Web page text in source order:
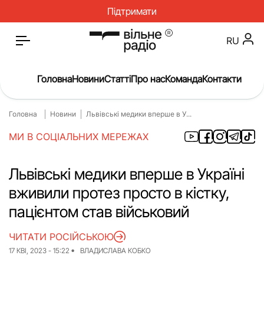
Підтримати
Головна
Новини
Окупація
Про нас
Війна
Гроші
Освіта
Інструкції
Медицина
ЖКГ
RU
ГоловнаНовиниСтаттіПро насКомандаКонтакти
Головна Новини Львівські медики вперше в У...
МИ В СОЦІАЛЬНИХ МЕРЕЖАХ
Львівські медики вперше в Україні
вживили протез просто в кістку,
пацієнтом став військовий
17 КВІ, 2023 - 15:22 ВЛАДИСЛАВА КОБКО
ЧИТАТИ РОСІЙСЬКОЮ